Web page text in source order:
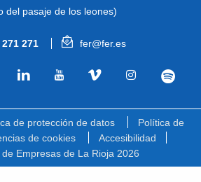
del pasaje de los leones)
271 fer@fer.es
de protección de datos
Política de
de cookies
Accesibilidad
Empresas de La Rioja 2026